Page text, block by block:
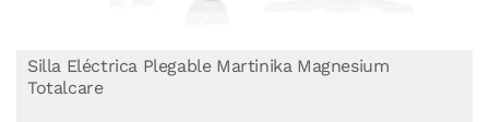
Silla Eléctrica Plegable Martinika Magnesium
Totalcare